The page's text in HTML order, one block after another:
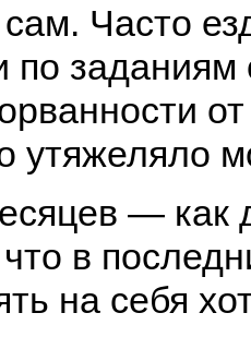
Часто
по
утяжеляло
— как
в
на себя